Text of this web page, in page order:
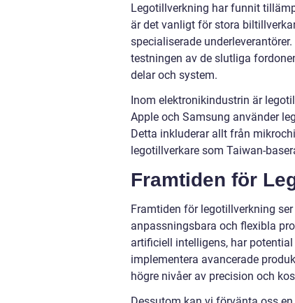
Legotillverkning har funnit
är det vanligt för stora
specialiserade
testningen av de slutliga
delar och system.
Inom elektronikindustrin är
Apple och Samsung använder
Detta inkluderar allt från
legotillverkare som Taiwan-
Framtiden för
Framtiden för legotillverkning
anpassningsbara och flexibla
artificiell intelligens, har
implementera avancerade
högre nivåer av precision och